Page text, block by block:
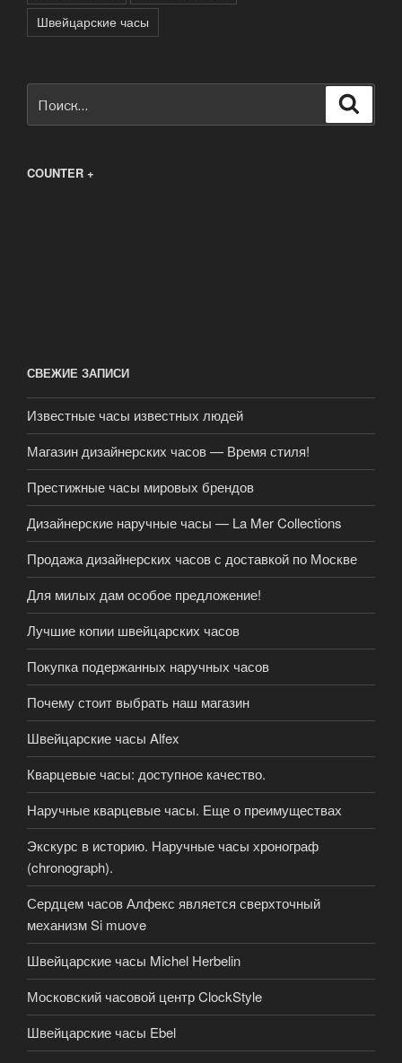
Швейцарские часы
COUNTER +
СВЕЖИЕ ЗАПИСИ
Известные часы известных людей
Магазин дизайнерских часов — Время стиля!
Престижные часы мировых брендов
Дизайнерские наручные часы — La Mer Collections
Продажа дизайнерских часов с доставкой по Москве
Для милых дам особое предложение!
Лучшие копии швейцарских часов
Покупка подержанных наручных часов
Почему стоит выбрать наш магазин
Швейцарские часы Alfex
Кварцевые часы: доступное качество.
Наручные кварцевые часы. Еще о преимуществах
Экскурс в историю. Наручные часы хронограф
(chronograph).
Сердцем часов Алфекс является сверхточный
механизм Si muove
Швейцарские часы Michel Herbelin
Московский часовой центр ClockStyle
Швейцарские часы Ebel